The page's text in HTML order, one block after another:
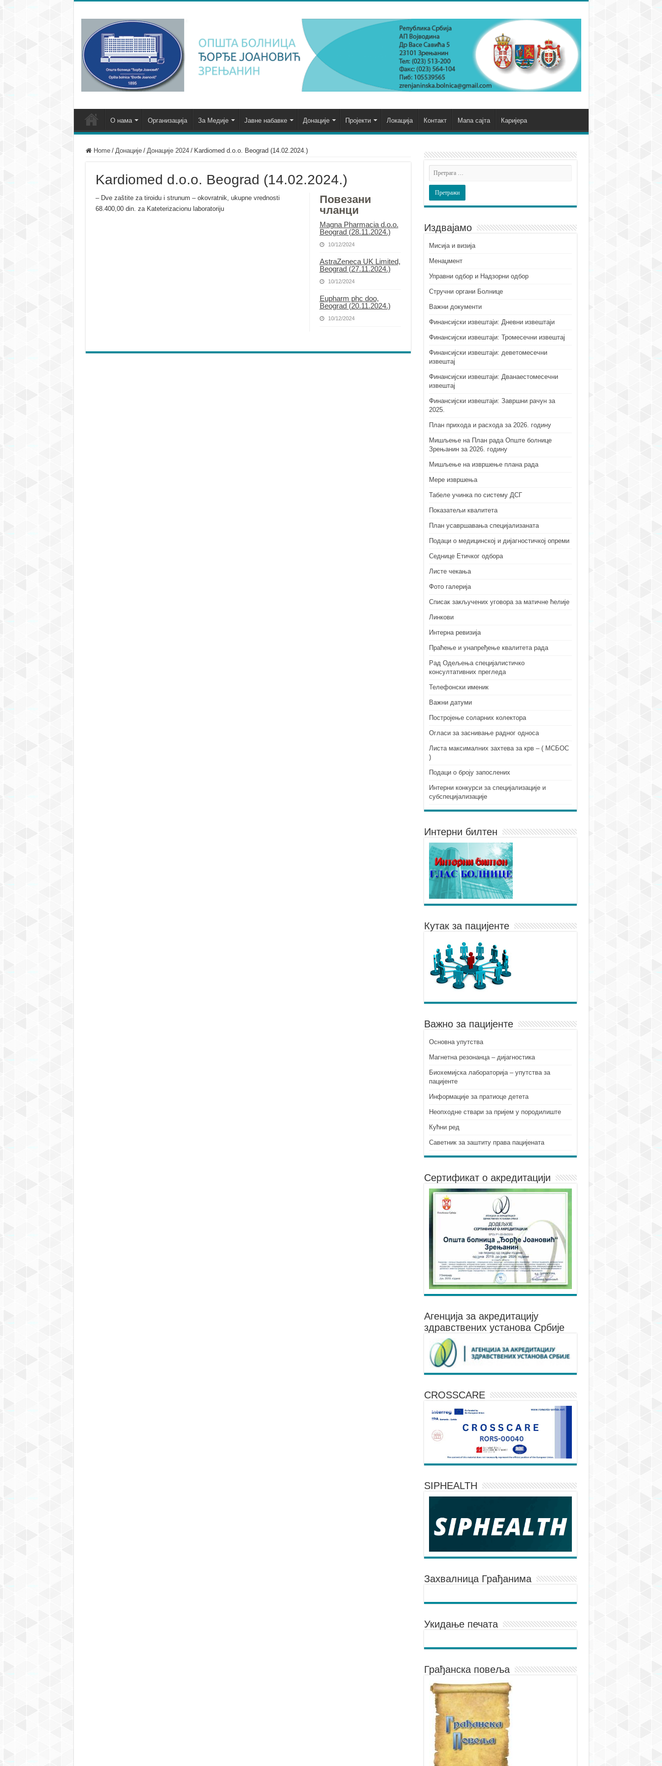
О нама Организација За Медије Јавне набавке Донације Пројекти Локација Контакт Мапа сајта Каријера
Home / Донације / Донације 2024 / Kardiomed d.o.o. Beograd (14.02.2024.)
Kardiomed d.o.o. Beograd (14.02.2024.)
Повезани
чланци
Magna Pharmacia d.o.o.
Beograd (28.11.2024.)
10/12/2024
AstraZeneca UK Limited,
Beograd (27.11.2024.)
10/12/2024
Eupharm phc doo,
Beograd (20.11.2024.)
10/12/2024
– Dve zaštite za tiroidu i strunum – okovratnik, ukupne vrednosti
68.400,00 din. za Kateterizacionu laboratoriju
Издвајамо
Мисија и визија
Менаџмент
Управни одбор и Надзорни одбор
Стручни органи Болнице
Важни документи
Финансијски извештаји: Дневни извештаји
Финансијски извештаји: Тромесечни извештај
Финансијски извештаји: деветомесечни
извештај
Финансијски извештаји: Дванаестомесечни
извештај
Финансијски извештаји: Завршни рачун за
2025.
План прихода и расхода за 2026. годину
Мишљење на План рада Опште болнице
Зрењанин за 2026. годину
Мишљење на извршење плана рада
Мере извршења
Табеле учинка по систему ДСГ
Показатељи квалитета
План усавршавања специјализаната
Подаци о медицинској и дијагностичкој опреми
Седнице Етичког одбора
Листе чекања
Фото галерија
Списак закључених уговора за матичне ћелије
Линкови
Интерна ревизија
Праћење и унапређење квалитета рада
Рад Одељења специјалистичко
консултативних прегледа
Телефонски именик
Важни датуми
Постројење соларних колектора
Огласи за заснивање радног односа
Листа максималних захтева за крв – ( МСБОС
)
Подаци о броју запослених
Интерни конкурси за специјализације и
субспецијализације
Интерни билтен
Кутак за пацијенте
Важно за пацијенте
Основна упутства
Mагнетна резонанца – дијагностика
Биохемијска лабораторија – упутства за
пацијенте
Информације за пратиоце детета
Неопходне ствари за пријем у породилиште
Кућни ред
Саветник за заштиту права пацијената
Сертификат о акредитацији
Агенцијa за акредитацију
здравствених установа Србије
CROSSCARE
SIPHEALTH
Захвалница Грађанима
Укидање печата
Грађанска повеља